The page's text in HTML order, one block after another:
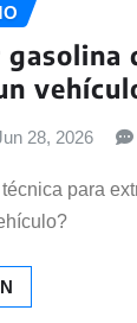
28, 2026
para